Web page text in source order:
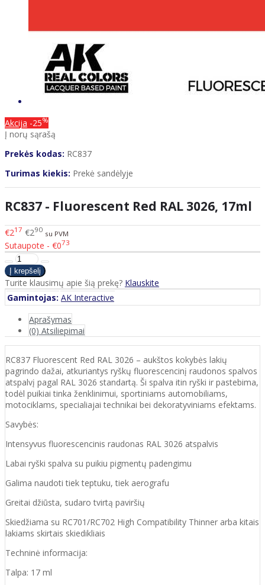
Akcija -25%
Į norų sąrašą
Prekės kodas: RC837
Turimas kiekis: Prekė sandėlyje
RC837 - Fluorescent Red RAL 3026, 17ml
€217 €290 su PVM
Sutaupote - €073
Turite klausimų apie šią prekę? Klauskite
Gamintojas: AK Interactive
Aprašymas
(0) Atsiliepimai
RC837 Fluorescent Red RAL 3026 – aukštos kokybės lakių
pagrindo dažai, atkuriantys ryškų fluorescencinį raudonos spalvos
atspalvį pagal RAL 3026 standartą. Ši spalva itin ryški ir pastebima,
todėl puikiai tinka ženklinimui, sportiniams automobiliams,
motociklams, specialiajai technikai bei dekoratyviniams efektams.
Savybės:
Intensyvus fluorescencinis raudonas RAL 3026 atspalvis
Labai ryški spalva su puikiu pigmentų padengimu
Galima naudoti tiek teptuku, tiek aerografu
Greitai džiūsta, sudaro tvirtą paviršių
Skiedžiama su RC701/RC702 High Compatibility Thinner arba kitais
lakiams skirtais skiedikliais
Techninė informacija:
Talpa: 17 ml